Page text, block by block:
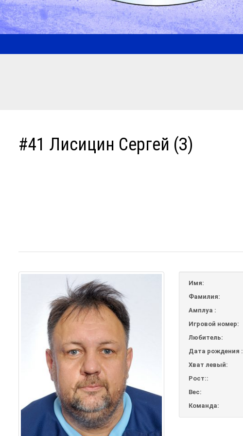
#41 Лисицин Сергей (З)
Имя:
Фамилия:
Амплуа :
Игровой номер:
Любитель:
Дата рождения :
Хват левый:
Рост::
Вес:
Команда: